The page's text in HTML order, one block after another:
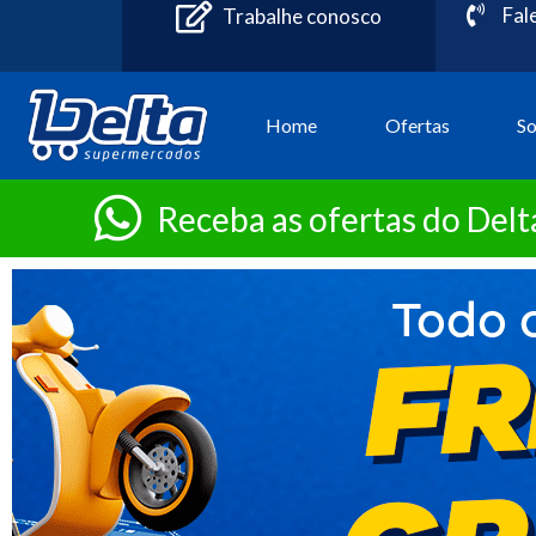
Trabalhe conosco
Home Ofertas
Receba as ofertas do